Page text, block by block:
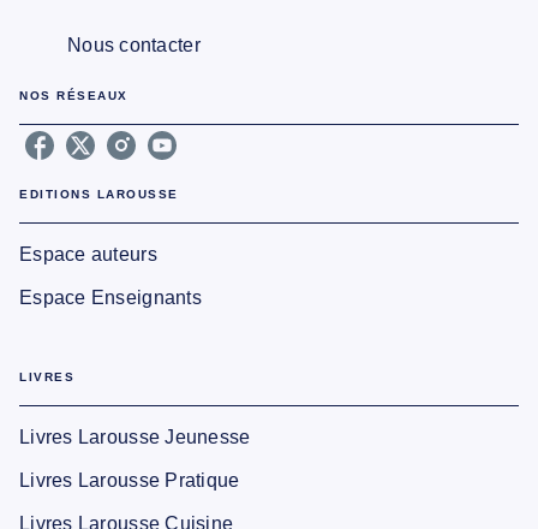
Nous contacter
NOS RÉSEAUX
EDITIONS LAROUSSE
Espace auteurs
Espace Enseignants
LIVRES
Livres Larousse Jeunesse
Livres Larousse Pratique
Livres Larousse Cuisine